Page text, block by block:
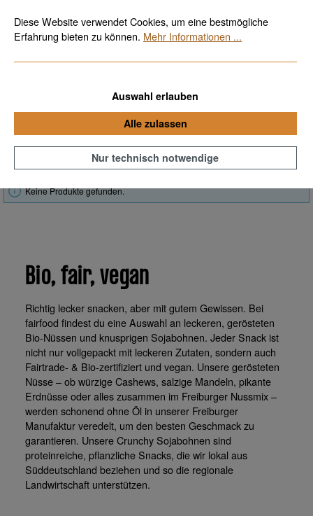
Faire Bio-Snacks
Produkte filtern
Keine Produkte gefunden.
Bio, fair, vegan
Richtig lecker snacken, aber mit gutem Gewissen. Bei
fairfood findest du eineAuswahl an leckeren, gerösteten
Bio-Nüssen und knusprigen Sojabohnen. Jeder Snack ist
nicht nur vollgepackt mit leckeren Zutaten, sondern auch
Fairtrade- & Bio-zertifiziert und vegan. Unsere gerösteten
Nüsse – ob würzige Cashews, salzige Mandeln, pikante
Erdnüsse oder alles zusammen im Freiburger Nussmix –
werden schonend ohne Öl in unserer Freiburger
Manufaktur veredelt, um den besten Geschmack zu
garantieren. Unsere Crunchy Sojabohnen sind
proteinreiche, pflanzliche Snacks, die wir lokal aus
Süddeutschland beziehen und so die regionale
Landwirtschaft unterstützen.
Diese Website verwendet Cookies, um eine bestmögliche
Erfahrung bieten zu können. Mehr Informationen ...
Auswahl erlauben
Alle zulassen
Nur technisch notwendige